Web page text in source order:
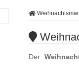
Der